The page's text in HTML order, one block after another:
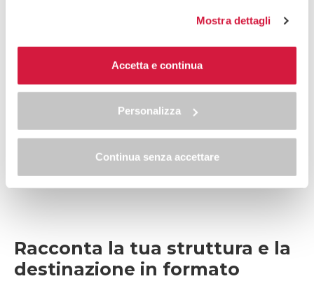
"Personalizza". Al fine di revocare il consenso prestato e
visualizzare le informazioni complete sul trattamento dei
"cookie policy"
cookie.
Mostra dettagli
Accetta e continua
Personalizza
Continua senza accettare
Racconta la tua struttura e la
destinazione in formato